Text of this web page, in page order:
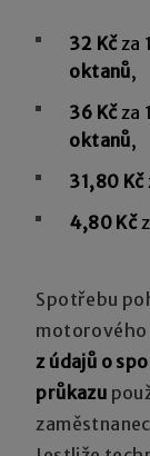
32 Kčza
oktanů,
36 Kčza
oktanů,
31,80 Kč
4,80 Kč
Spotřebu
motorového
z údajů o
průkazu